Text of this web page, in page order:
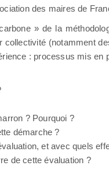
des maires de
» de la
(notamment
: processus mis en
? Pourquoi ?
démarche ?
et avec quels
de cette évaluation ?